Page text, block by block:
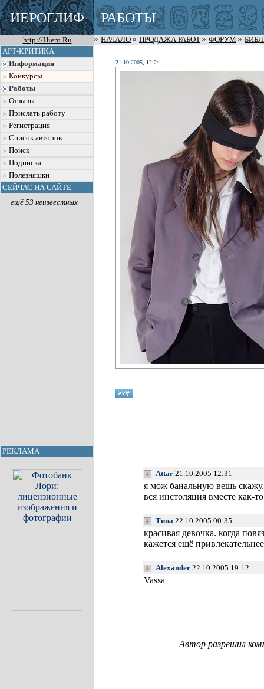
ИЕРОГЛИФ РАБОТЫ
http://Hiero.Ru НАЧАЛО ПРОДАЖА РАБОТ ФОРУМ
АРТ-КРИТИКА
Информация
Конкурсы
Работы
Отзывы
Прислать работу
Регистрация
Список авторов
Поиск
Подписка
Полезняшки
СЕЙЧАС НА САЙТЕ
+ ещё 53 неизвестных
РЕКЛАМА
21.10.2005 , 12:24
Attar 21.10.2005 12:31
я мож банальную вешь
вся инстоляция вместе как-
Тина 22.10.2005 00:35
красивая девочка. когда
кажется ещё привлекательнее
Alexander 22.10.2005 19:12
Vassa
Автор разрешил